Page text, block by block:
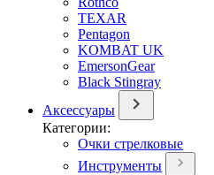
TEXAR
Pentagon
KOMBAT UK
EmersonGear
Black Stingray
Аксессуары
Категории:
Очки стрелковые
Инструменты